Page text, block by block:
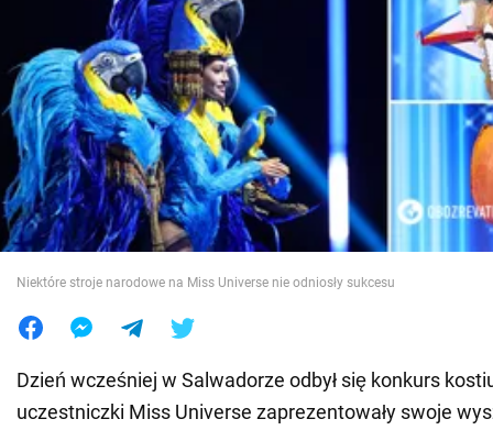
Społeczeństwo
Wojna na Ukrainie
Świat
Jedzenie
Niektóre stroje narodowe na Miss Universe nie odniosły sukcesu
Dzień wcześniej w Salwadorze odbył się konkurs
uczestniczki Miss Universe zaprezentowały swoje